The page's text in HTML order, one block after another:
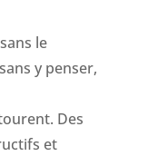
le
y penser,
Des
et